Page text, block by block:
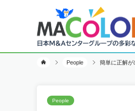
People 簡単に正解が
People